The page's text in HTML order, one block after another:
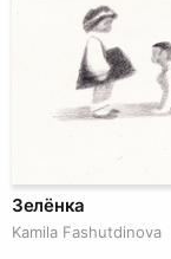
Зелёнка
Kamila Fashutdinova